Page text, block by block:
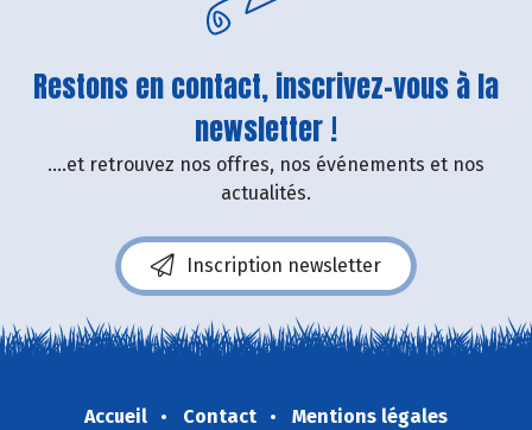
Restons en contact, inscrivez-vous à la
newsletter !
....et retrouvez nos offres, nos événements et nos
actualités.
Inscription newsletter
Accueil Contact
Mentions légales